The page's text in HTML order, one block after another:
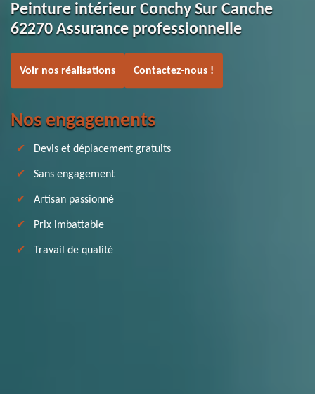
Peinture intérieur Conchy Sur Canche
62270 Assurance professionnelle
Voir nos réalisations Contactez-nous !
Nos engagements
Devis et déplacement gratuits
Sans engagement
Artisan passionné
Prix imbattable
Travail de qualité